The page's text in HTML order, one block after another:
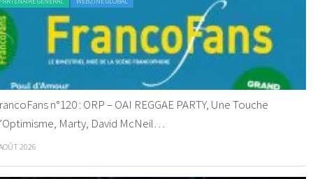
n°120 : ORP – OAI REGGAE PARTY, Une Touche
Marty, David McNeil…
2026